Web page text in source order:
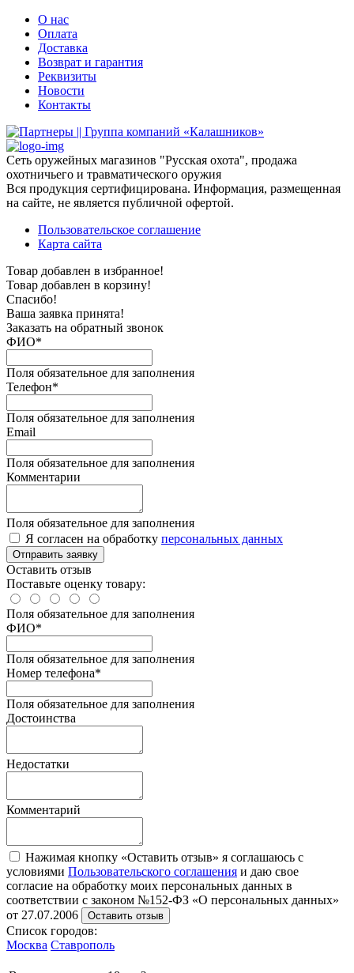
О нас
Оплата
Доставка
Возврат и гарантия
Реквизиты
Новости
Контакты
Сеть оружейных магазинов "Русская охота", продажа
охотничьего и травматического оружия
Вся продукция сертифицирована. Информация, размещенная
на сайте, не является публичной офертой.
Пользовательское соглашение
Карта сайта
Товар добавлен в избранное!
Товар добавлен в корзину!
Спасибо!
Ваша заявка принята!
Заказать на обратный звонок
ФИО*
Поля обязательное для заполнения
Телефон*
Поля обязательное для заполнения
Email
Поля обязательное для заполнения
Комментарии
Поля обязательное для заполнения
Я согласен на обработку персональных данных
Отправить заявку
Оставить отзыв
Поставьте оценку товару:
Поля обязательное для заполнения
ФИО*
Поля обязательное для заполнения
Номер телефона*
Поля обязательное для заполнения
Достоинства
Недостатки
Комментарий
Нажимая кнопку «Оставить отзыв» я соглашаюсь с
условиями Пользовательского соглашения и даю свое
согласие на обработку моих персональных данных в
соответствии с законом №152-ФЗ «О персональных данных»
от 27.07.2006
Оставить отзыв
Список городов:
Москва Ставрополь